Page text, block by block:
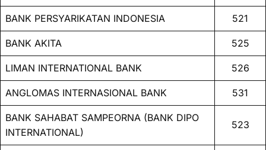
BANK PERSYARIKATAN INDONESIA 521
BANK AKITA 525
LIMAN INTERNATIONAL BANK 526
ANGLOMAS INTERNASIONAL BANK 531
BANK SAHABAT SAMPEORNA (BANK DIPO
INTERNATIONAL)
523